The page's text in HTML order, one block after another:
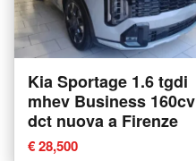
Kia Sportage 1.6 tgdi
mhev Business 160cv
dct nuova a Firenze
€ 28,500